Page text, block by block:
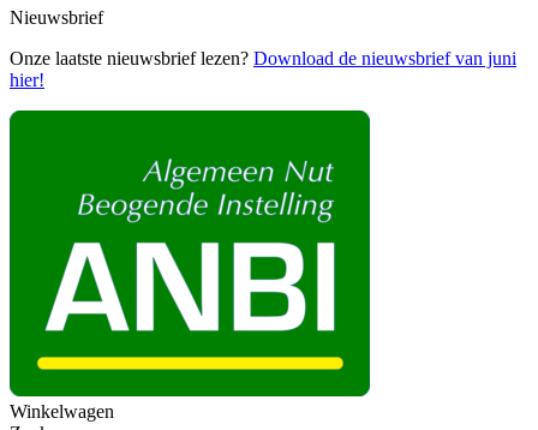
Nieuwsbrief
Onze laatste nieuwsbrief lezen? Download de nieuwsbrief van juni
hier!
Winkelwagen